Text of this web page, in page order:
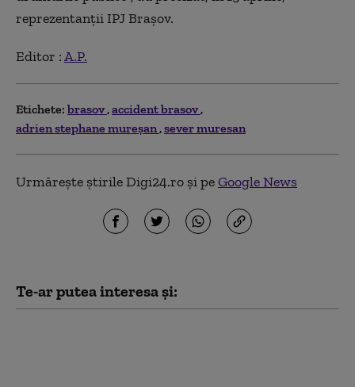
reprezentanţii IPJ Braşov.
Editor :A.P.
Etichete: brasov accident brasov
adrien stephane mureșan sever muresan
Urmărește știrile Digi24.ro și peGoogle News
Te-ar putea interesa și: